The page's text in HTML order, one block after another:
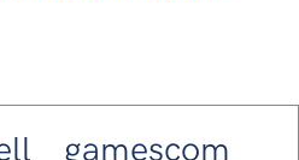
gamescom